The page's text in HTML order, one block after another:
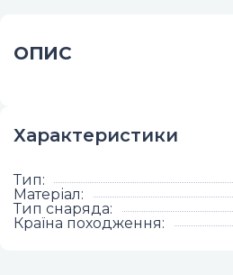
ОПИС
Характеристики
Тип:
Матеріал:
Тип снаряда:
Країна походження: